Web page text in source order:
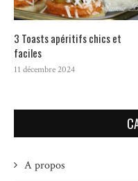
3 Toasts apéritifs chics et
faciles
11 décembre 2024
A propos